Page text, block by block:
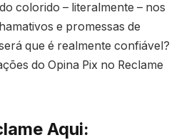
colorido – literalmente – nos
e promessas de
que é realmente confiável?
do Opina Pix no Reclame
Aqui: